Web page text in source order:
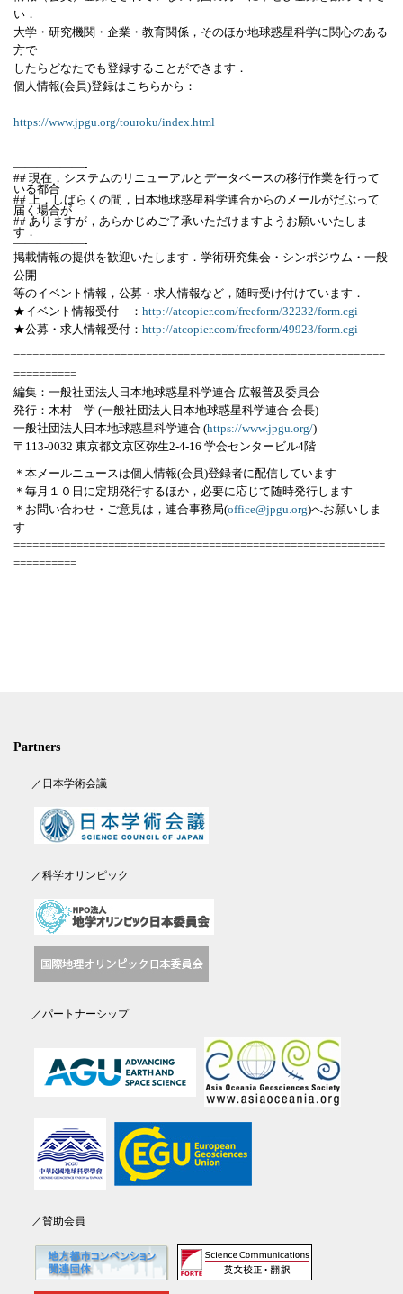
い．
大学・研究機関・企業・教育関係，そのほか地球惑星科学に関心のある
方で
したらどなたでも登録することができます．
個人情報(会員)登録はこちらから：
https://www.jpgu.org/touroku/index.html
——————-
## 現在，システムのリニューアルとデータベースの移行作業を行って
いる都合
## 上，しばらくの間，日本地球惑星科学連合からのメールがだぶって
届く場合が
## ありますが，あらかじめご了承いただけますようお願いいたしま
す．
——————-
掲載情報の提供を歓迎いたします．学術研究集会・シンポジウム・一般
公開
等のイベント情報，公募・求人情報など，随時受け付けています．
★イベント情報受付 ： http://atcopier.com/freeform/32232/form.cgi
★公募・求人情報受付： http://atcopier.com/freeform/49923/form.cgi
===========================================================
==========
編集：一般社団法人日本地球惑星科学連合 広報普及委員会
発行：木村 学 (一般社団法人日本地球惑星科学連合 会長)
一般社団法人日本地球惑星科学連合 (https://www.jpgu.org/)
〒113-0032 東京都文京区弥生2-4-16 学会センタービル4階
＊本メールニュースは個人情報(会員)登録者に配信しています
＊毎月１０日に定期発行するほか，必要に応じて随時発行します
＊お問い合わせ・ご意見は，連合事務局(office@jpgu.org)へお願いしま
す
===========================================================
==========
Partners
／日本学術会議
／科学オリンピック
／パートナーシップ
／賛助会員